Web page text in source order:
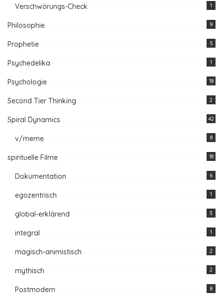
Verschwörungs-Check 1
Philosophie 9
Prophetie 5
Psychedelika 1
Psychologie 18
Second Tier Thinking 2
Spiral Dynamics 42
v/meme 8
spirituelle Filme 18
Dokumentation 6
egozentrisch 1
global-erklärend 3
integral 1
magisch-animistisch 2
mythisch 2
Postmodern 8